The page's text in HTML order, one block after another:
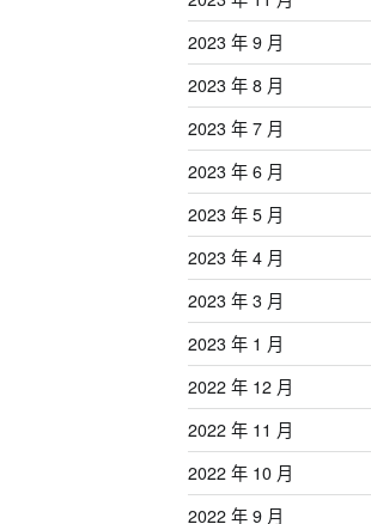
2023 年 9 月
2023 年 8 月
2023 年 7 月
2023 年 6 月
2023 年 5 月
2023 年 4 月
2023 年 3 月
2023 年 1 月
2022 年 12 月
2022 年 11 月
2022 年 10 月
2022 年 9 月